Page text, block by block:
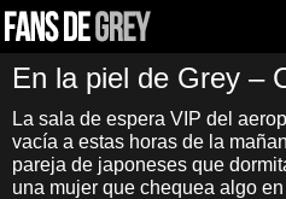
En la piel de Grey –
La sala de espera VIP del
vacía a estas horas de la
pareja de japoneses que
una mujer que chequea algo